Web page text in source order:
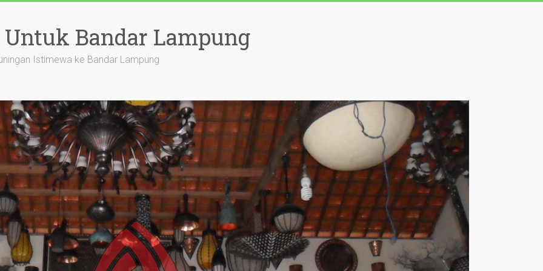
Bandar Lampung
Istimewa ke Bandar Lampung